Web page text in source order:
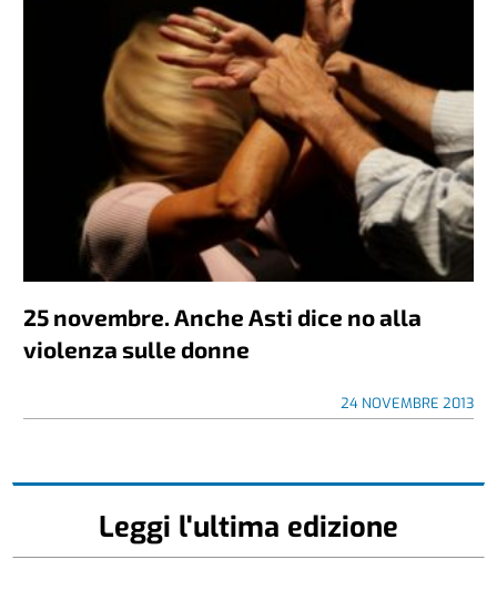
25 novembre. Anche Asti dice no alla
violenza sulle donne
24 NOVEMBRE 2013
Leggi l'ultima edizione